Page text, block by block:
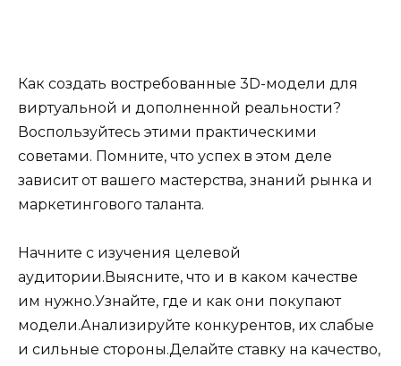
Как создать востребованные 3D-модели для
виртуальной и дополненной реальности?
Воспользуйтесь этими практическими
советами. Помните, что успех в этом деле
зависит от вашего мастерства, знаний рынка и
маркетингового таланта.
Начните с изучения целевой
аудитории.Выясните, что и в каком качестве
им нужно.Узнайте, где и как они покупают
модели.Анализируйте конкурентов, их слабые
и сильные стороны.Делайте ставку на качество,